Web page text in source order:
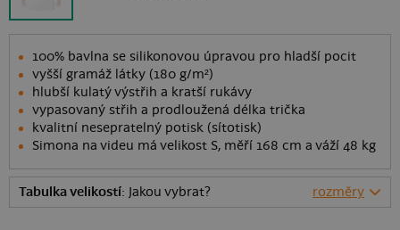
100% bavlna se silikonovou úpravou pro hladší pocit
vyšší gramáž látky (180 g/m²)
hlubší kulatý výstřih a kratší rukávy
vypasovaný střih a prodloužená délka trička
kvalitní nesepratelný potisk (sítotisk)
Simona na videu má velikost S, měří 168 cm a váží 48 kg
Tabulka velikostí: Jakou vybrat? rozměry